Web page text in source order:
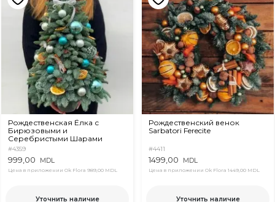
Рождественская Ёлка с
Бирюзовыми и
Серебристыми Шарами
#4359
999,00 MDL
Цена в приложении Ok Flora 989,00 MDL
Уточнить наличие
Рождественский венок
Sarbatori Ferecite
#4411
1499,00 MDL
Цена в приложении Ok Flora 1449,00 MDL
Уточнить наличие